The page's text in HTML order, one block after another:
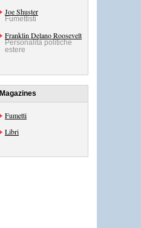
Joe Shuster
Fumettisti
Franklin Delano Roosevelt
Personalità politiche
estere
Magazines
Fumetti
Libri